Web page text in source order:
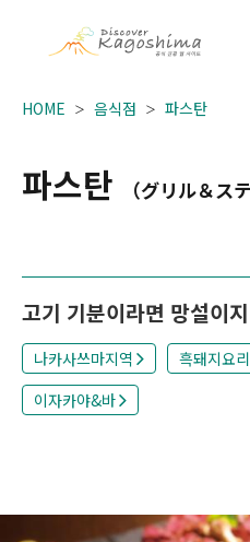
HOME 음식점 파스탄
파스탄 （グリル＆ス
고기 기분이라면 망설이
나카사쓰마지역 흑돼지요리
이자카야&바